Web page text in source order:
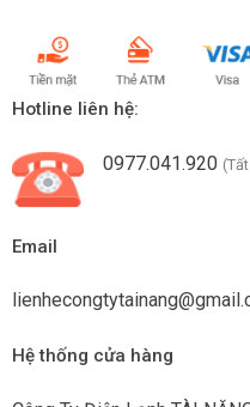
Hotline liên hệ:
0977.041.920
Email
Hệ thống cửa hàng